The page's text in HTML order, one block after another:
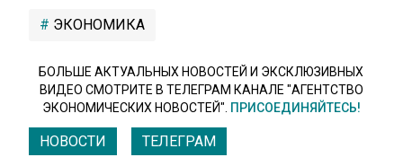
ЭКОНОМИКА
БОЛЬШЕ АКТУАЛЬНЫХ НОВОСТЕЙ И ЭКСКЛЮЗИВНЫХ
ВИДЕО СМОТРИТЕ В ТЕЛЕГРАМ КАНАЛЕ "АГЕНТСТВО
ЭКОНОМИЧЕСКИХ НОВОСТЕЙ". ПРИСОЕДИНЯЙТЕСЬ!
НОВОСТИ ТЕЛЕГРАМ